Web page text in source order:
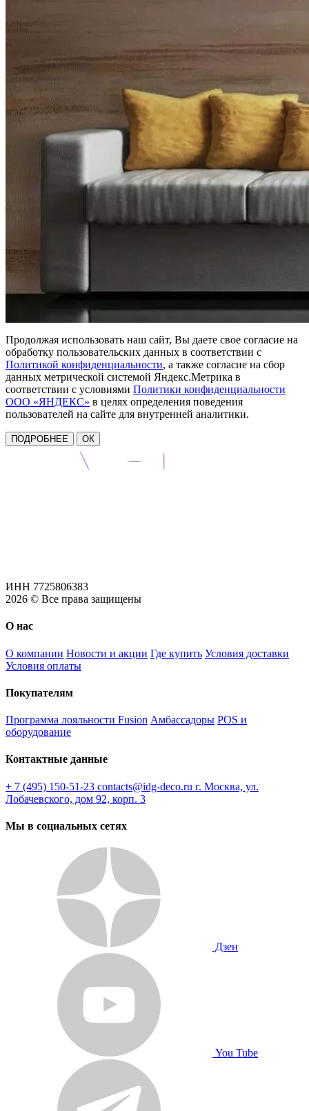
Продолжая использовать наш сайт, Вы даете свое согласие на
обработку пользовательских данных в соответствии с
Политикой конфиденциальности, а также согласие на сбор
данных метрической системой Яндекс.Метрика в
соответствии с условиями Политики конфиденциальности
ООО «ЯНДЕКС» в целях определения поведения
пользователей на сайте для внутренней аналитики.
ПОДРОБНЕЕ ОК
ИНН 7725806383
2026 © Все права защищены
О нас
О компании Новости и акции Где купить Условия доставки
Условия оплаты
Покупателям
Программа лояльности Fusion Амбассадоры POS и
оборудование
Контактные данные
+ 7 (495) 150-51-23 contacts@idg-deco.ru г. Москва, ул.
Лобачевского, дом 92, корп. 3
Мы в социальных сетях
Дзен
You Tube